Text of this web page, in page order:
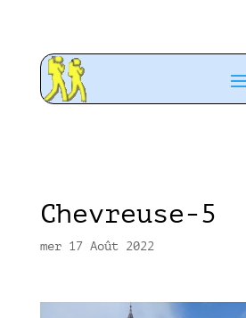
Chevreuse-5
mer 17 Août 2022